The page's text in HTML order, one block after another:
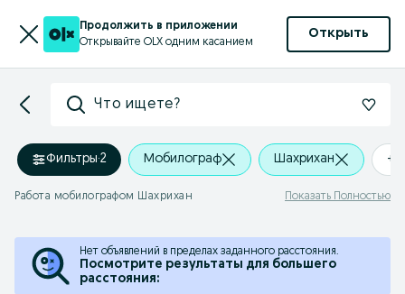
Продолжить в приложении
Открывайте OLX одним касанием
Открыть
Что ищете?
Фильтры·2 Мобилограф Шахрихан +0
Работа мобилографом Шахрихан Показать Полностью
Нет объявлений в пределах заданного расстояния.
Посмотрите результаты для большего
расстояния: